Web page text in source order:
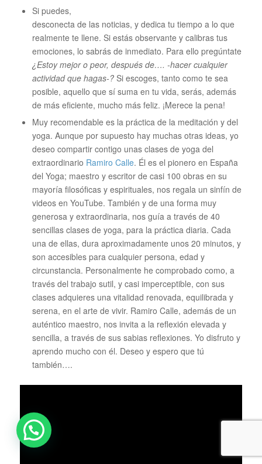
Si puedes,
desconecta de las noticias, y dedica tu tiempo a lo que
realmente te llene. Si estás observante y calibras tus
emociones, lo sabrás de inmediato. Para ello pregúntate
¿Estoy mejor o peor, después de…. -hacer cualquier
actividad que hagas-?Si escoges, tanto como te sea
posible, aquello que sí suma en tu vida, serás, además
de más eficiente, mucho más feliz. ¡Merece la pena!
Muy recomendable es la práctica de la meditación y del
yoga. Aunque por supuesto hay muchas otras ideas, yo
deseo compartir contigo unas clases de yoga del
extraordinario Ramiro Calle. Él es el pionero en España
del Yoga; maestro y escritor de casi 100 obras en su
mayoría filosóficas y espirituales, nos regala un sinfín de
videos en YouTube. También y de una forma muy
generosa y extraordinaria, nos guía a través de 40
sencillas clases de yoga, para la práctica diaria. Cada
una de ellas, dura aproximadamente unos 20 minutos, y
son accesibles para cualquier persona, edad y
circunstancia. Personalmente he comprobado como, a
través del trabajo sutil, y casi imperceptible, con sus
clases adquieres una vitalidad renovada, equilibrada y
serena, en el arte de vivir. Ramiro Calle, además de un
auténtico maestro, nos invita a la reflexión elevada y
sencilla, a través de sus sabias reflexiones. Yo disfruto y
aprendo mucho con él. Deseo y espero que tú
también….